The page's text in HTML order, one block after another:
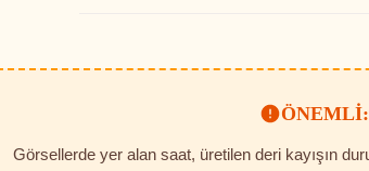
Görsellerde yer alan saat, üretilen deri kayışın